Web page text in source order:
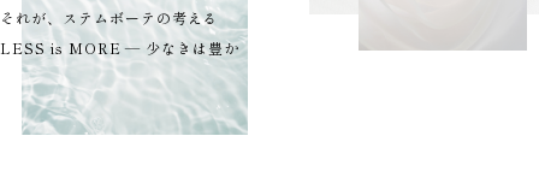
それが、ステムボーテの考える
LESS is MORE ― 少なきは豊か